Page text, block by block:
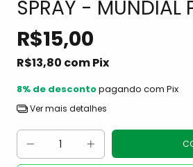
SPRAY - MUNDIAL
R$15,00
R$13,80 comPix
8% de descontopagando com Pix
Ver mais detalhes